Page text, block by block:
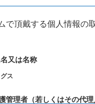
で頂戴する個人情報の
又は名称
ス
管理者（若しくはその代